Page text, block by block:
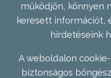
működjön, könnyen
keresett információt,
hirdetéseink
A weboldalon
biztonságos